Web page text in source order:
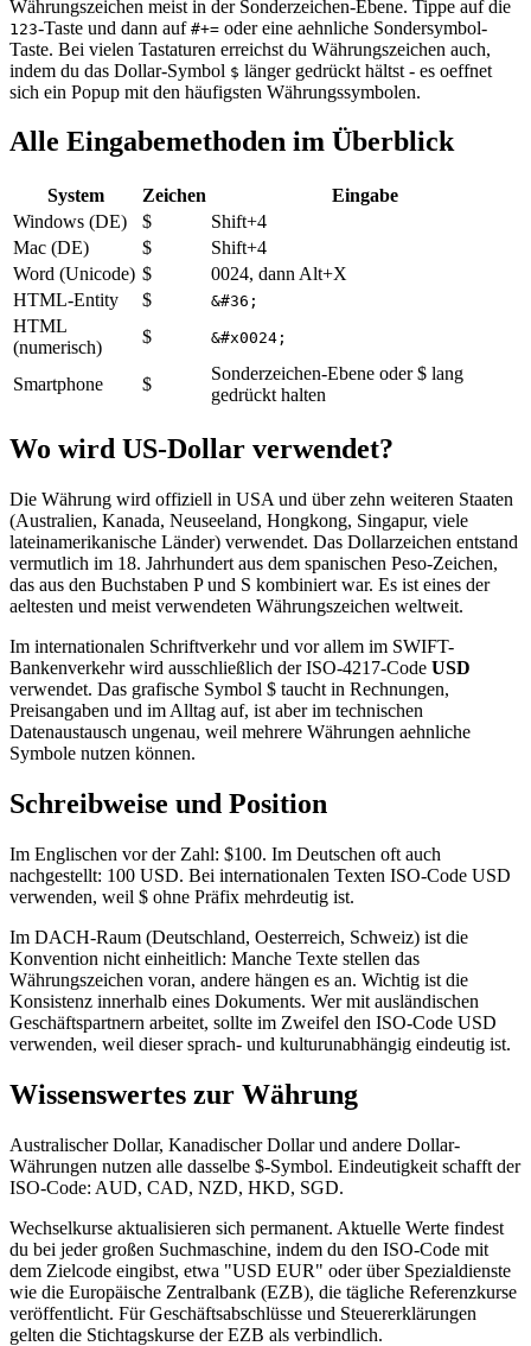
Währungszeichen meist in der Sonderzeichen-Ebene. Tippe auf die
123-Taste und dann auf #+= oder eine aehnliche Sondersymbol-
Taste. Bei vielen Tastaturen erreichst du Währungszeichen auch,
indem du das Dollar-Symbol $ länger gedrückt hältst - es oeffnet
sich ein Popup mit den häufigsten Währungssymbolen.
Alle Eingabemethoden im Überblick
System Zeichen
Eingabe
Windows (DE)
$
Shift+4
Mac (DE)
$
Shift+4
Word (Unicode) $
0024, dann Alt+X
HTML-Entity
$ &#36;
HTML
(numerisch)
$ &#x0024;
Smartphone $
Sonderzeichen-Ebene oder $ lang
gedrückt halten
Wo wird US-Dollar verwendet?
Die Währung wird offiziell in USA und über zehn weiteren Staaten
(Australien, Kanada, Neuseeland, Hongkong, Singapur, viele
lateinamerikanische Länder) verwendet. Das Dollarzeichen entstand
vermutlich im 18. Jahrhundert aus dem spanischen Peso-Zeichen,
das aus den Buchstaben P und S kombiniert war. Es ist eines der
aeltesten und meist verwendeten Währungszeichen weltweit.
Im internationalen Schriftverkehr und vor allem im SWIFT-
Bankenverkehr wird ausschließlich der ISO-4217-Code USD
verwendet. Das grafische Symbol $ taucht in Rechnungen,
Preisangaben und im Alltag auf, ist aber im technischen
Datenaustausch ungenau, weil mehrere Währungen aehnliche
Symbole nutzen können.
Schreibweise und Position
Im Englischen vor der Zahl: $100. Im Deutschen oft auch
nachgestellt: 100 USD. Bei internationalen Texten ISO-Code USD
verwenden, weil $ ohne Präfix mehrdeutig ist.
Im DACH-Raum (Deutschland, Oesterreich, Schweiz) ist die
Konvention nicht einheitlich: Manche Texte stellen das
Währungszeichen voran, andere hängen es an. Wichtig ist die
Konsistenz innerhalb eines Dokuments. Wer mit ausländischen
Geschäftspartnern arbeitet, sollte im Zweifel den ISO-Code USD
verwenden, weil dieser sprach- und kulturunabhängig eindeutig ist.
Wissenswertes zur Währung
Australischer Dollar, Kanadischer Dollar und andere Dollar-
Währungen nutzen alle dasselbe $-Symbol. Eindeutigkeit schafft der
ISO-Code: AUD, CAD, NZD, HKD, SGD.
Wechselkurse aktualisieren sich permanent. Aktuelle Werte findest
du bei jeder großen Suchmaschine, indem du den ISO-Code mit
dem Zielcode eingibst, etwa "USD EUR" oder über Spezialdienste
wie die Europäische Zentralbank (EZB), die tägliche Referenzkurse
veröffentlicht. Für Geschäftsabschlüsse und Steuererklärungen
gelten die Stichtagskurse der EZB als verbindlich.